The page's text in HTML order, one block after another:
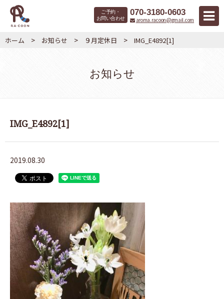
ご予約・
お問い合わせ
070-3180-0603
aroma.racoon@gmail.com
ホーム > お知らせ > ９月定休日 > IMG_E4892[1]
お知らせ
IMG_E4892[1]
2019.08.30